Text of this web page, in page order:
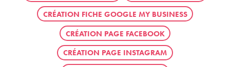
CRÉATION FICHE GOOGLE MY BUSINESS
CRÉATION PAGE FACEBOOK
CRÉATION PAGE INSTAGRAM